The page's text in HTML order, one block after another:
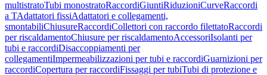
multistratoTubi monostratoRaccordiGiuntiRiduzioniCurveRaccordi
a TAdattatori fissiAdattatori e collegamenti,
smontabiliChiusureRaccordiCollettori con raccordo filettatoRaccordi
per riscaldamentoChiusure per riscaldamentoAccessoriIsolanti per
tubi e raccordiDisaccoppiamenti per
collegamentiImpermeabilizzazioni per tubi e raccordiGuarnizioni per
raccordiCopertura per raccordiFissaggi per tubiTubi di protezione e